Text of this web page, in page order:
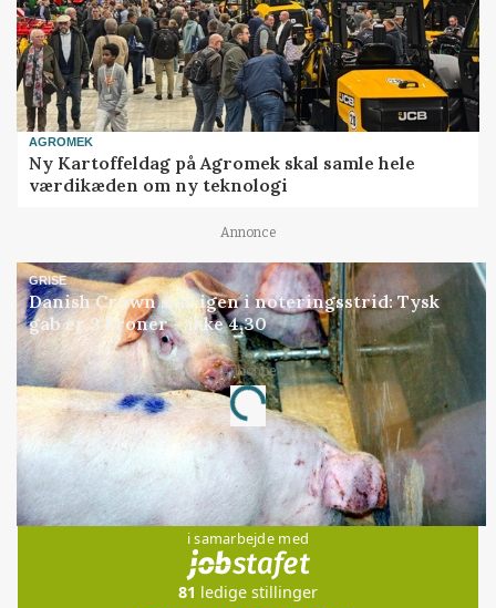
AGROMEK
Ny Kartoffeldag på Agromek skal samle hele
værdikæden om ny teknologi
Annonce
GRISE
Danish Crown slår igen i noteringsstrid: Tysk
gab er 3 kroner – ikke 4,30
Annonce
Loading...
Jobs
i samarbejde med
81 ledige stillinger